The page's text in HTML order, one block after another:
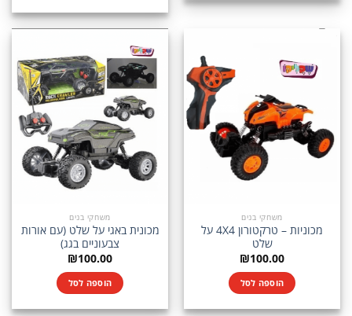
זה
לבחור
את
האפשרויות
בעמוד
המוצר
זה
מספר
סוגים.
ניתן
לבחור
את
האפשרויות
בעמוד
המוצר
משחקי בנים
מכוניות – טרקטורון 4X4 על
שלט
₪100.00
הוספה לסל
משחקי בנים
מכונית באגי על שלט (עם אורות
צבעוניים בגג)
₪100.00
הוספה לסל